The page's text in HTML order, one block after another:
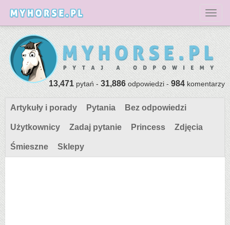
13,471pytań -31,886odpowiedzi -984komentarzy
Artykuły i porady Pytania Bez odpowiedzi
Użytkownicy Zadaj pytanie Princess Zdjęcia
Śmieszne Sklepy